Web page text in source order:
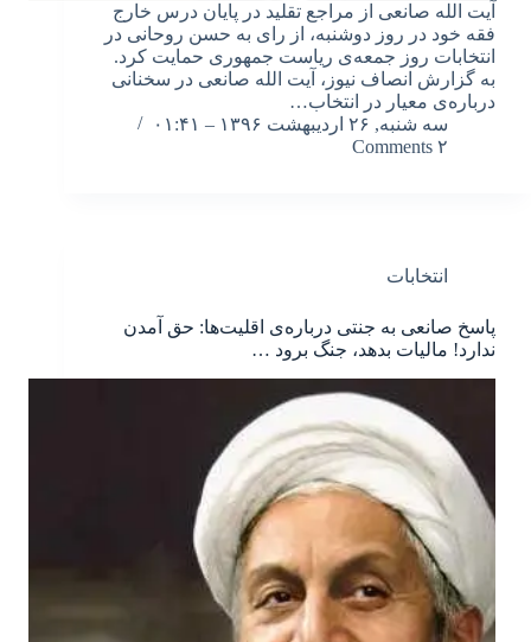
آیت الله صانعی از مراجع تقلید در پایان درس خارج
فقه خود در روز دوشنبه، از رای به حسن روحانی در
انتخابات روز جمعه‌ی ریاست جمهوری حمایت کرد.
به گزارش انصاف نیوز، آیت الله صانعی در سخنانی
درباره‌ی معیار در انتخاب…
سه شنبه, ۲۶ اردیبهشت ۱۳۹۶ – ۰۱:۴۱
۲ Comments
انتخابات
پاسخ صانعی به جنتی درباره‌ی اقلیت‌ها: حق آمدن
ندارد! مالیات بدهد، جنگ برود …